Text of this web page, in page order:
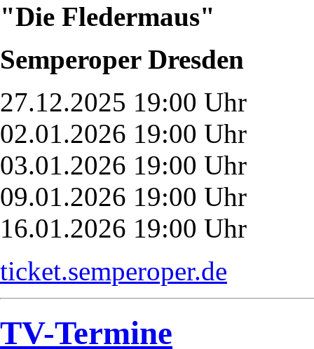
"Die Fledermaus"
Semperoper Dresden
27.12.2025 19:00 Uhr
02.01.2026 19:00 Uhr
03.01.2026 19:00 Uhr
09.01.2026 19:00 Uhr
16.01.2026 19:00 Uhr
ticket.semperoper.de
TV-Termine